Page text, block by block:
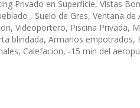
Privado en Superficie, Vistas
, Suelo de Gres, Ventana de
Videoportero, Piscina Privada,
blindada, Armarios empotrados,
Calefacion, -15 min del